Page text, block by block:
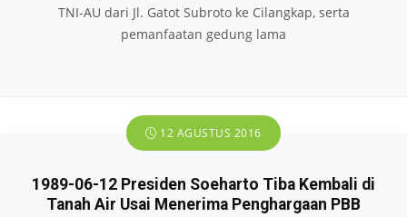
TNI-AU dari Jl. Gatot Subroto ke Cilangkap, serta
pemanfaatan gedung lama
12 AGUSTUS 2016
1989-06-12 Presiden Soeharto Tiba Kembali di
Tanah Air Usai Menerima Penghargaan PBB